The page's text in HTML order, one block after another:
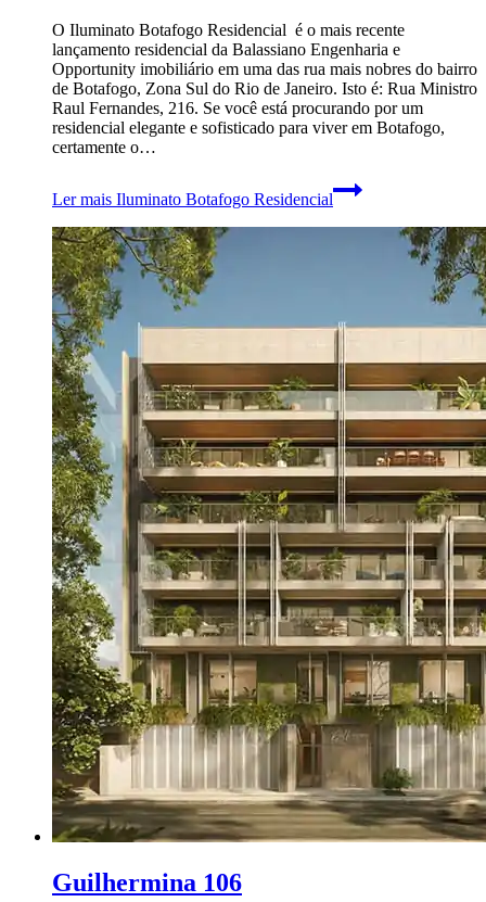
O Iluminato Botafogo Residencial é o mais recente
lançamento residencial da Balassiano Engenharia e
Opportunity imobiliário em uma das rua mais nobres do bairro
de Botafogo, Zona Sul do Rio de Janeiro. Isto é: Rua Ministro
Raul Fernandes, 216. Se você está procurando por um
residencial elegante e sofisticado para viver em Botafogo,
certamente o…
Ler mais Iluminato Botafogo Residencial
Guilhermina 106